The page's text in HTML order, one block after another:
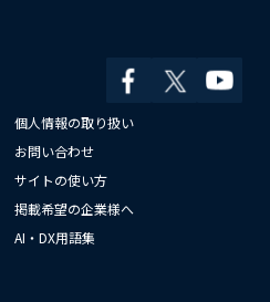
個人情報の取り扱い
お問い合わせ
サイトの使い方
掲載希望の企業様へ
AI・DX用語集